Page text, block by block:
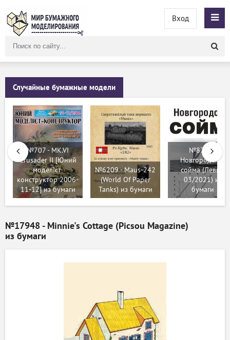
сайту
Вход
Случайные бумажные модели
№707 - MK.VI
Crusader II [Юний
моделіст-
конструктор 2006-
11-12] из бумаги
№6209 - Maus-242
(World Of Paper
Tanks) из бумаги
№8754 -
Новгородская
сойма (Левша
03/2021) из
бумаги
№17948 - Minnie's Cottage (Picsou Magazine)
из бумаги